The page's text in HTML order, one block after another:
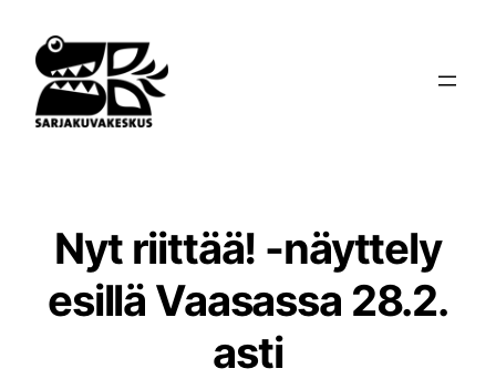
sisältöön
Nyt riittää! -näyttely
esillä Vaasassa 28.2.
asti